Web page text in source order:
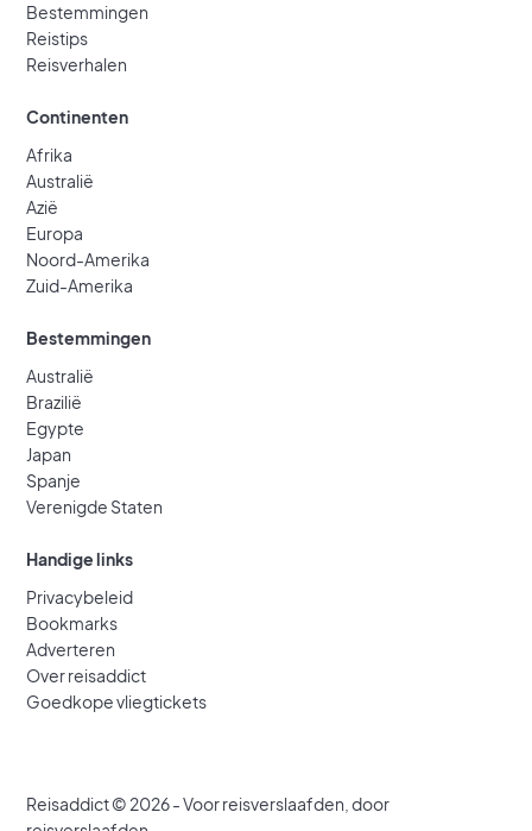
Bestemmingen
Reistips
Reisverhalen
Continenten
Afrika
Australië
Azië
Europa
Noord-Amerika
Zuid-Amerika
Bestemmingen
Australië
Brazilië
Egypte
Japan
Spanje
Verenigde Staten
Handige links
Privacybeleid
Bookmarks
Adverteren
Over reisaddict
Goedkope vliegtickets
Reisaddict © 2026 - Voor reisverslaafden, door